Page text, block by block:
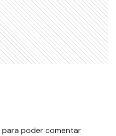
para poder comentar